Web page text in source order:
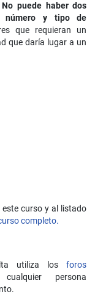
No puede haber dos
número y tipo de
que requieran un
que daría lugar a un
curso y al listado
completo.
utiliza losforos
persona